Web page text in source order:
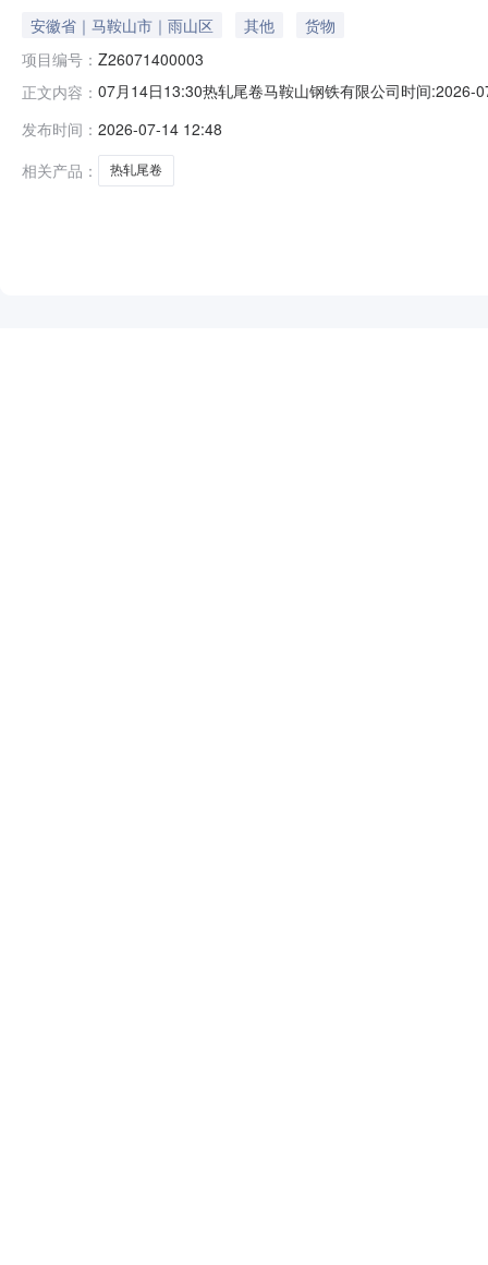
安徽省｜马鞍山市｜雨山区 其他
货物
项目编号： Z26071400003
正文内容： 07月14日13:30热轧尾卷马鞍山钢铁有限公司时间
保证金：￥500.00元交易保证金：￥500.00元竞价保
发布时间： 2026-07-14 12:48
相关产品：
热轧尾卷